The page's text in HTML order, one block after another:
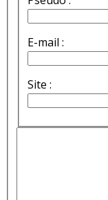
E-mail :
Site :